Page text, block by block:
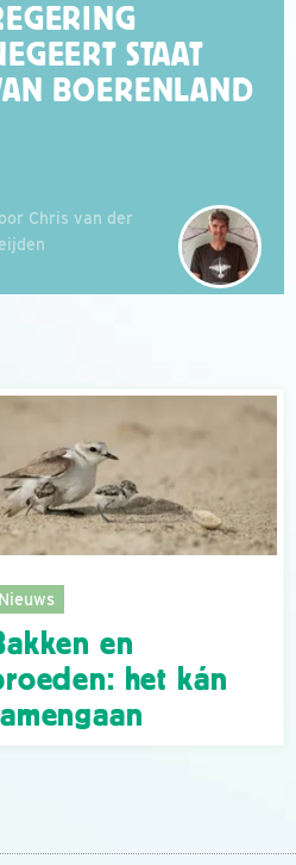
STAAT
BOERENLAND
Chris van der
Nieuws
en
het kán